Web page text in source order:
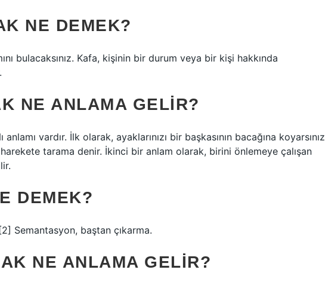
NE DEMEK?
bulacaksınız. Kafa, kişinin bir durum veya bir kişi hakkında
NE ANLAMA GELIR?
vardır. İlk olarak, ayaklarınızı bir başkasının bacağına koyarsınız
harekete tarama denir. İkinci bir anlam olarak, birini önlemeye çalışan
DEMEK?
Semantasyon, baştan çıkarma.
NE ANLAMA GELIR?